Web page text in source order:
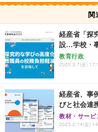
関
経産省「探
設…学校・
教育行政
2025.3.7(金)
経産省、事
びと社会連
教材・サービ
2025.2.14(金)